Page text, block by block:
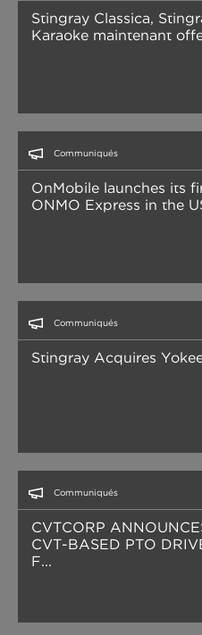
Stingray Classica,
Karaoke maintenant
Communiqués
OnMobile launches its
ONMO Express in the
Communiqués
Stingray Acquires
Communiqués
CVTCORP
CVT-BASED PTO
F...